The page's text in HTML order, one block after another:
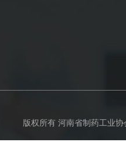
版权所有 河南省制药工业